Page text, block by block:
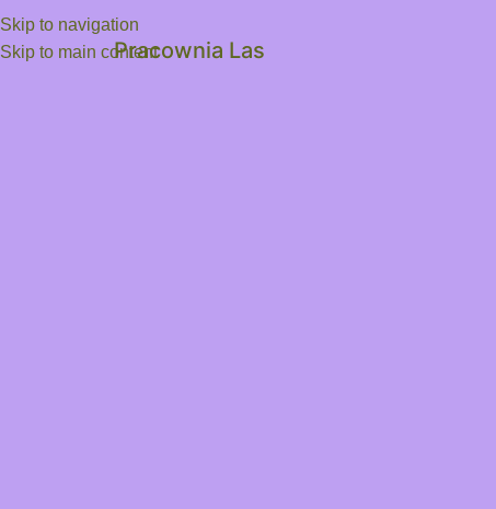
Skip to navigation
Skip to main contentPracownia Las